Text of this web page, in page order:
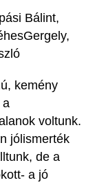
Bálint,
kemény
a
voltunk.
jólismerték
de a
a jó